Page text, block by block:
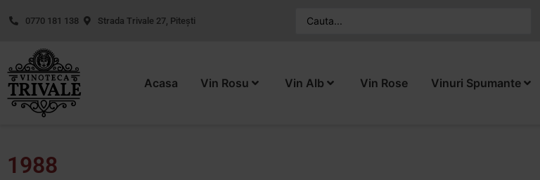
0770 181 138 Strada Trivale 27, Pitești
Acasa Vin Rosu Vin Alb Vin Rose Vinuri Spumante
1988